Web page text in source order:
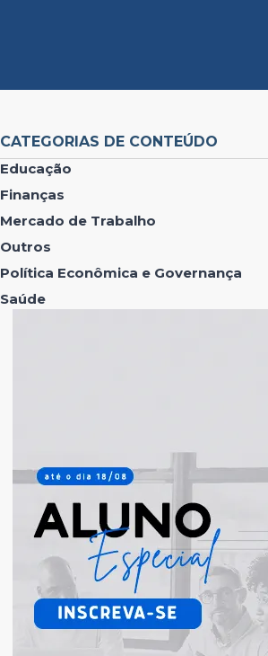
CATEGORIAS DE CONTEÚDO
Educação
Finanças
Mercado de Trabalho
Outros
Política Econômica e Governança
Saúde